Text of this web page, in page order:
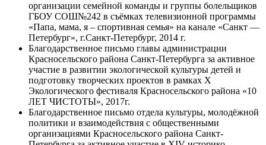
организации семейной команды и группы болельщиков
ГБОУ СОШ№242 в съёмках телевизионной программы
«Папа, мама, я – спортивная семья» на канале «Санкт —
Петербург», г.Санкт-Петербург, 2014 г.
Благодарственное письмо главы администрации
Красносельского района Санкт-Петербурга за активное
участие в развитии экологической культуры детей и
подготовку творческих проектов в рамках X
Экологического фестиваля Красносельского района «10
ЛЕТ ЧИСТОТЫ», 2017г.
Благодарственное письмо отдела культуры, молодёжной
политики и взаимодействия с общественными
организациями Красносельского района Санкт-